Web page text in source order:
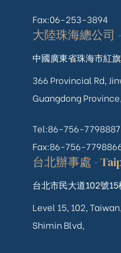
Fax:06-253-3894
大陸珠海總公司
中國廣東省珠海市紅
366 Provincial Rd,
Guangdong
Tel:86-756-
Fax:86-756-
台北辦事處 -
台北市民大道102號15
Level 15, 102,
Shimin Blvd,